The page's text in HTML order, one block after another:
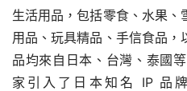
生活用品，包括零食、水果
用品、玩具精品、手信食品
品均來自日本、台灣、泰國
家引入了日本知名 IP 品